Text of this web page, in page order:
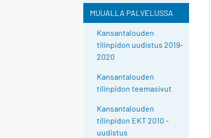
MUUALLA PALVELUSSA
Kansantalouden
tilinpidon uudistus 2019-
2020
Kansantalouden
tilinpidon teemasivut
Kansantalouden
tilinpidon EKT 2010 -
uudistus